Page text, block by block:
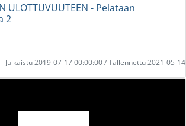
ULOTTUVUUTEEN - Pelataan
2
Julkaistu 2019-07-17 00:00:00 / Tallennettu 2021-05-14